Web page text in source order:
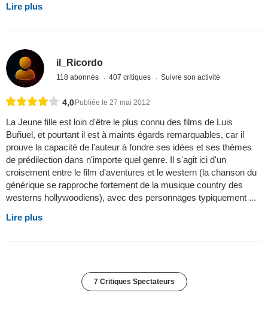
Lire plus
il_Ricordo
118 abonnés 407 critiques Suivre son activité
4,0Publiée le 27 mai 2012
La Jeune fille est loin d'être le plus connu des films de Luis
Buñuel, et pourtant il est à maints égards remarquables, car il
prouve la capacité de l'auteur à fondre ses idées et ses thèmes
de prédilection dans n'importe quel genre. Il s'agit ici d'un
croisement entre le film d'aventures et le western (la chanson du
générique se rapproche fortement de la musique country des
westerns hollywoodiens), avec des personnages typiquement ...
Lire plus
7 Critiques Spectateurs